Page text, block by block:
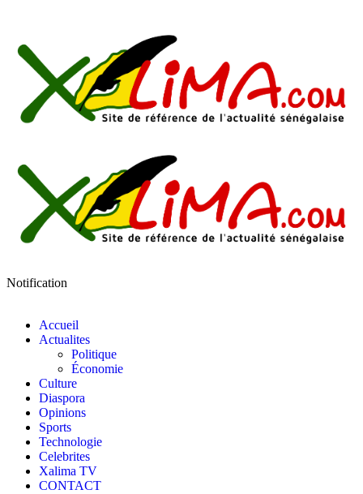
Notification
Accueil
Actualites
Politique
Économie
Culture
Diaspora
Opinions
Sports
Technologie
Celebrites
Xalima TV
CONTACT